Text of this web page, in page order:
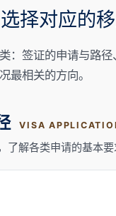
择对应的
：签证的申请与路
最相关的方向。
VISA
了解各类申请的基本要